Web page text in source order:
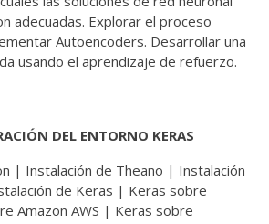
adecuadas. Explorar el proceso
Autoencoders. Desarrollar una
usando el aprendizaje de refuerzo.
DEL ENTORNO KERAS
| Instalación de Theano | Instalación
de Keras | Keras sobre
Amazon AWS | Keras sobre